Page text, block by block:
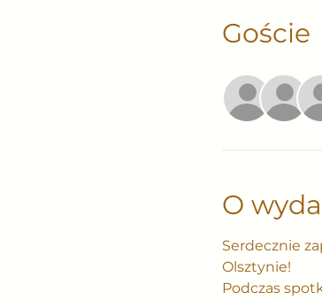
Goście
O
Serdecznie
Olsztynie!
Podczas